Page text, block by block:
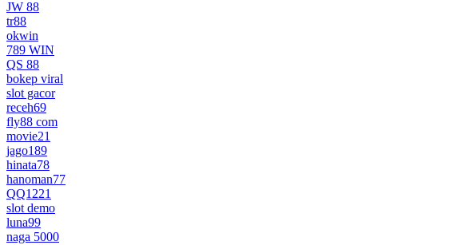
JW 88
tr88
okwin
789 WIN
QS 88
bokep viral
slot gacor
receh69
fly88 com
movie21
jago189
hinata78
hanoman77
QQ1221
slot demo
luna99
naga 5000